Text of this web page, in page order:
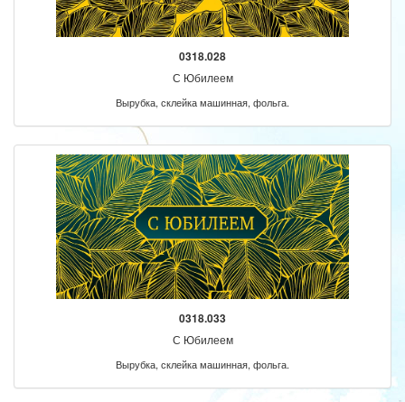
0318.028
С Юбилеем
Вырубка, склейка машинная, фольга.
0318.033
С Юбилеем
Вырубка, склейка машинная, фольга.